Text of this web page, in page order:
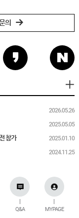
의
2026.05.26
2025.05.05
참가 2025.01.10
2024.11.25
Q&A MYPAGE